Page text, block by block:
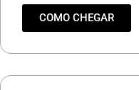
COMO CHEGAR